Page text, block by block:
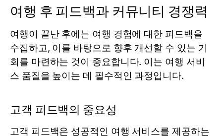
여행 후 피드백과 커뮤니티 경쟁력
여행이 끝난 후에는 여행 경험에 대한 피드백을
수집하고, 이를 바탕으로 향후 개선할 수 있는 기
회를 마련하는 것이 중요합니다. 이는 여행 서비
스 품질을 높이는 데 필수적인 과정입니다.
고객 피드백의 중요성
고객 피드백은 성공적인 여행 서비스를 제공하는